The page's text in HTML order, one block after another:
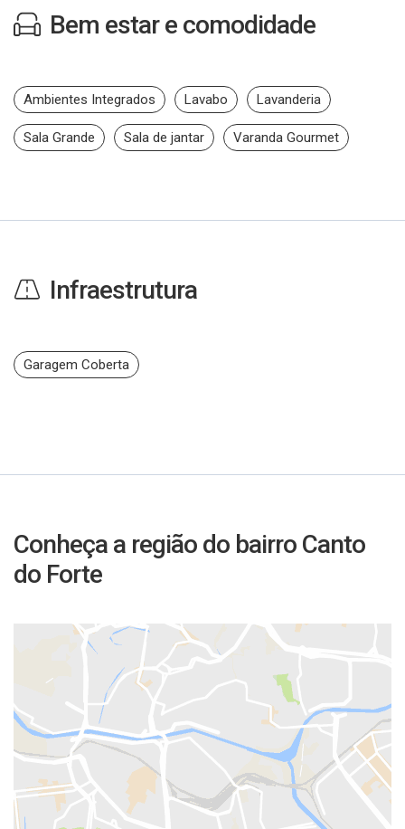
Bem estar e comodidade
Ambientes Integrados Lavabo Lavanderia
Sala Grande Sala de jantar Varanda Gourmet
Infraestrutura
Garagem Coberta
Conheça a região do bairro Canto
do Forte